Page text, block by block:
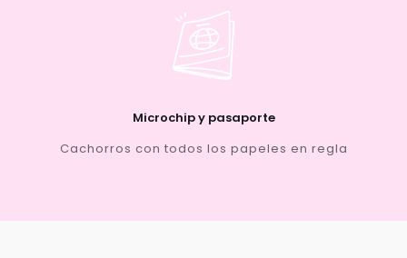
Microchip y pasaporte
Cachorros con todos los papeles en regla